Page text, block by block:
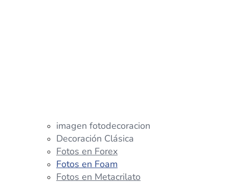
imagen fotodecoracion
Decoración Clásica
Fotos en Forex
Fotos en Foam
Fotos en Metacrilato